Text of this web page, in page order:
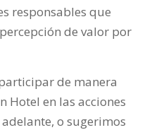
responsables que
de valor por
de manera
Hotel en las acciones
o sugerimos